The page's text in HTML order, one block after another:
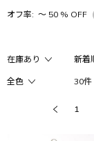
オフ率: 〜 50 % OFF
1